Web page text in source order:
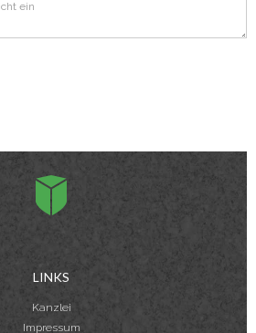
LINKS
Kanzlei
Impressum